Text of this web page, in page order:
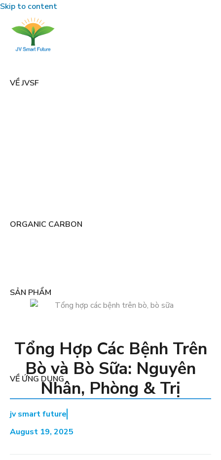
Skip to content
VỀ JVSF
ORGANIC CARBON
SẢN PHẨM
VỀ ỨNG DỤNG
Tổng Hợp Các Bệnh Trên
Bò và Bò Sữa: Nguyên
Nhân, Phòng & Trị
jv smart future
August 19, 2025